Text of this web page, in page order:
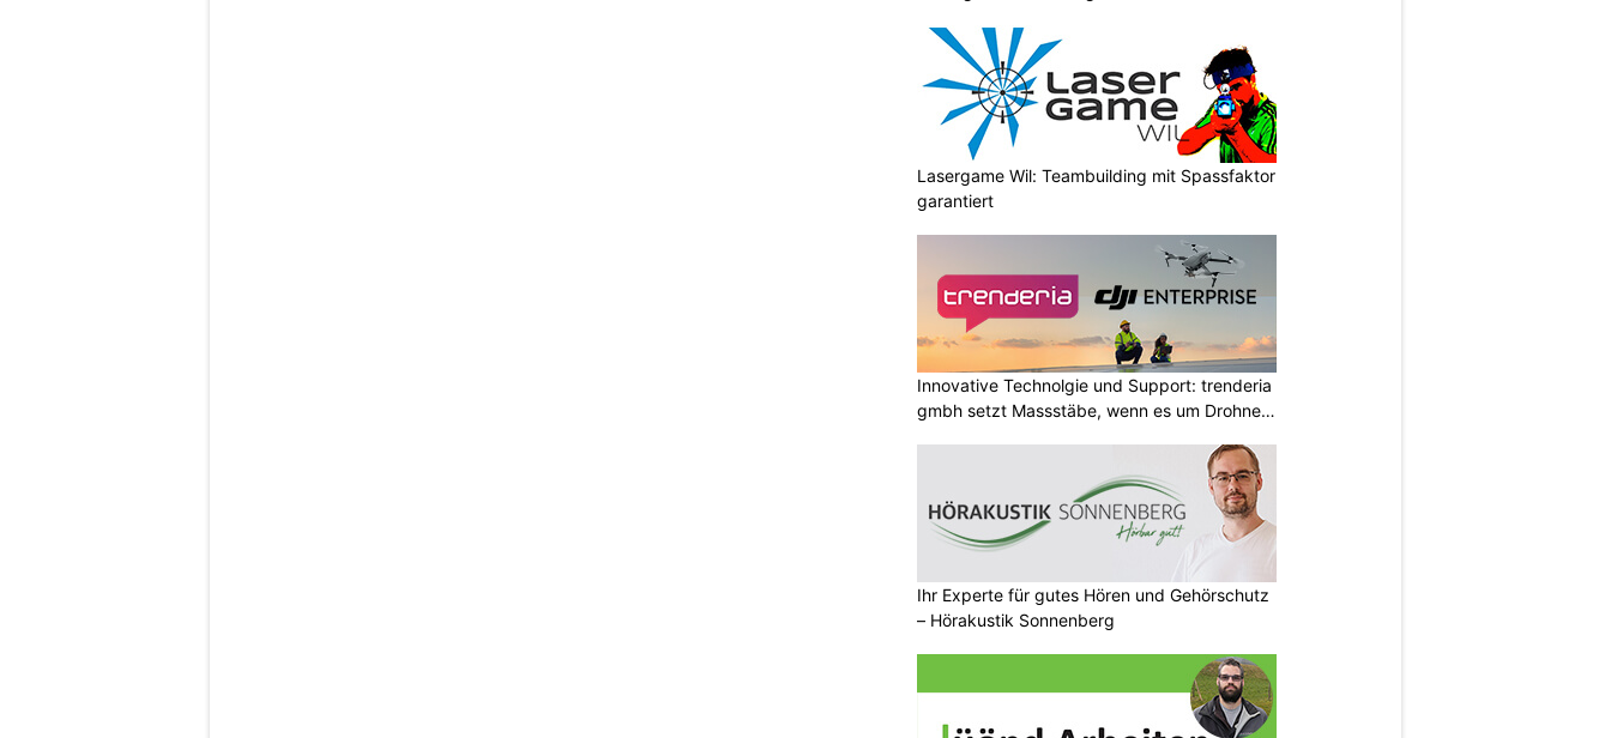
Lasergame Wil: Teambuilding mit Spassfaktor
garantiert
Innovative Technolgie und Support: trenderia
gmbh setzt Massstäbe, wenn es um Drohnen
Ihr Experte für gutes Hören und Gehörschutz
– Hörakustik Sonnenberg